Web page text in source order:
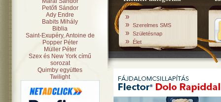
»
» Szerelmes SMS
» Születésnap
» Élet
Petőfi Sándor
Ady Endre
Babits Mihály
Biblia
Saint-Exupéry, Antoine de
Popper Péter
Müller Péter
Szex és New York című
sorozat
Quimby együttes
Twilight